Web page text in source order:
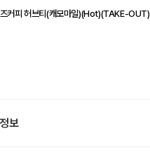
커피 허브티(캐모마일)(Hot)(TAKE-OUT)
보